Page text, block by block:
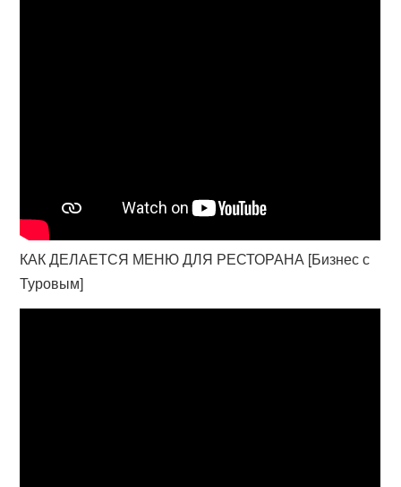
КАК ДЕЛАЕТСЯ МЕНЮ ДЛЯ РЕСТОРАНА [Бизнес с
Туровым]